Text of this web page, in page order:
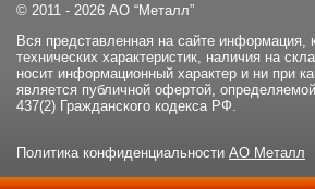
© 2011 - 2026 АО “Металл”
Вся представленная на сайте информация,
технических характеристик, наличия на
носит информационный характер и ни при
является публичной офертой,
437(2) Гражданского кодекса РФ.
Политика конфиденциальности АО Металл